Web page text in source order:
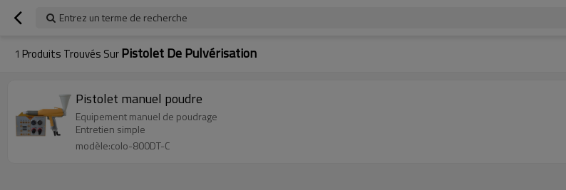
Entrez un terme de recherche
1 Produits Trouvés SurPistolet De Pulvérisation
Pistolet manuel poudre
Equipement manuel de poudrage
Entretien simple
modèle:colo-800DT-C